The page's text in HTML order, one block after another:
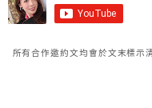
所有合作邀約文均會於文末標示